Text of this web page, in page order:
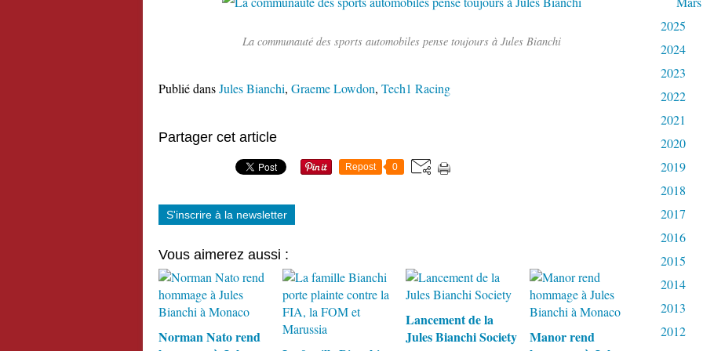
La communauté des sports automobiles pense toujours à Jules Bianchi
Publié dansJules Bianchi, Graeme Lowdon, Tech1 Racing
Partager cet article
Repost 0
S'inscrire à la newsletter
Vous aimerez aussi :
Norman Nato rend
Lancement de la
Jules Bianchi Society
Manor rend
2025
2024
2023
2022
2021
2020
2019
2018
2017
2016
2015
2014
2013
2012